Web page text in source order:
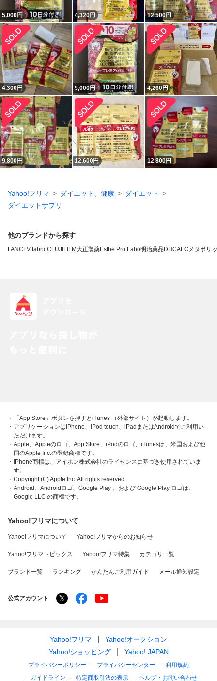
5,000円 4,320円 12,500円
4,300円 5,000円 4,260円
9,800円 12,600円 12,800円
Yahoo!フリマ ダイエット、健康
ダイエット
ダイエットサプリ
他のブランドから探す
FANCLVitabridC FUJIFILM 大正製薬Esthe Pro Labo明治薬品DHCAFC メタボリ
・「App Store」ボタンを押すとiTunes （外部サイト）が起動します。
・アプリケーションはiPhone、iPod touch、iPadまたはAndroidでご利用い
ただけます。
・Apple、Appleのロゴ、App Store、iPodのロゴ、iTunesは、米国および他
国のApple Inc.の登録商標です。
・iPhone商標は、アイホン株式会社のライセンスに基づき使用されていま
す。
・Copyright (C) Apple Inc. All rights reserved.
・Android、Androidロゴ、Google Play 、および Google Play ロゴは、
Google LLC の商標です。
Yahoo!フリマについて
Yahoo!フリマについて Yahoo!フリマからのお知らせ
Yahoo!フリマトピックス Yahoo!フリマ特集 カテゴリ一覧
ブランド一覧 ランキング かんたんご利用ガイド メール通知設定
公式アカウント
Yahoo!フリマ
Yahoo!オークション
Yahoo!ショッピング
Yahoo! JAPAN
プライバシーポリシー プライバシーセンター
利用規約
ガイドライン
特定商取引法の表示 ヘルプ・お問い合わせ